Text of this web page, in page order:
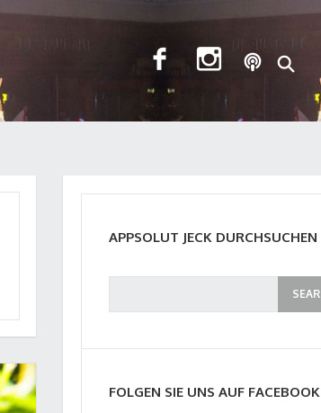
APPSOLUT JECK DURCHSUCHEN
FOLGEN SIE UNS AUF FACEBOOK